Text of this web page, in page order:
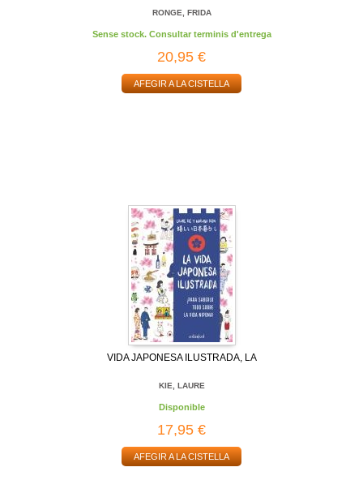
RONGE, FRIDA
Sense stock. Consultar terminis d'entrega
20,95 €
AFEGIR A LA CISTELLA
VIDA JAPONESA ILUSTRADA, LA
KIE, LAURE
Disponible
17,95 €
AFEGIR A LA CISTELLA